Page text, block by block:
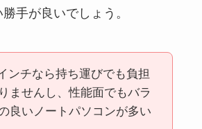
手が良いでしょう。
ンチなら持ち運びでも負担
ませんし、性能面でもバラ
良いノートパソコンが多い